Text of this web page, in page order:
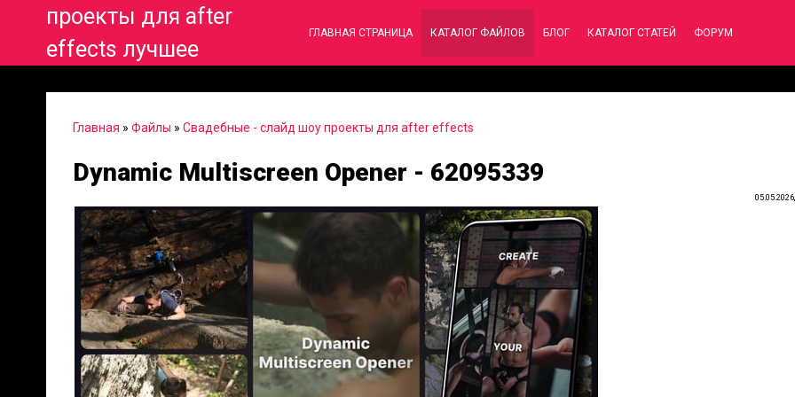
проекты для after
effects лучшее
ГЛАВНАЯ СТРАНИЦА КАТАЛОГ ФАЙЛОВ БЛОГ КАТАЛОГ СТАТЕЙ ФОРУМ
Главная » Файлы » Свадебные - слайд шоу проекты для after effects
Dynamic Multiscreen Opener - 62095339